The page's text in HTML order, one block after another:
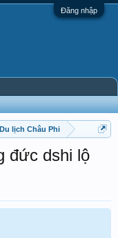
Đăng nhập
Du lịch Châu Phi
đức dshi lộ